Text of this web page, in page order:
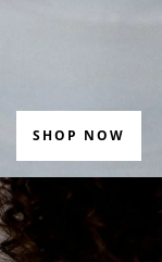
SHOP NOW